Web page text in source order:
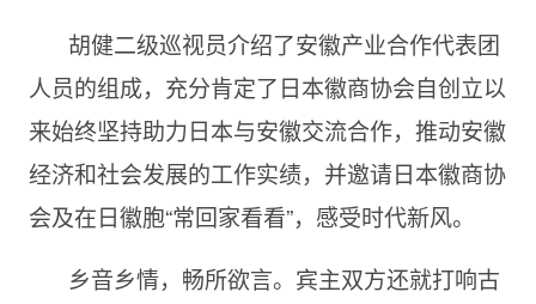
胡健二级巡视员介绍了安徽产业合作代表团
人员的组成，充分肯定了日本徽商协会自创立以
来始终坚持助力日本与安徽交流合作，推动安徽
经济和社会发展的工作实绩，并邀请日本徽商协
会及在日徽胞“常回家看看”，感受时代新风。
乡音乡情，畅所欲言。宾主双方还就打响古